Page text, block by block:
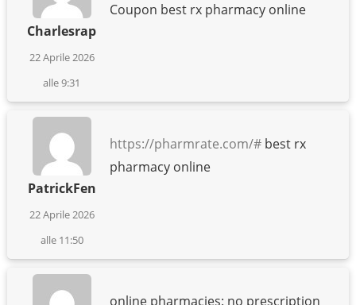
Charlesrap
22 Aprile 2026
alle 9:31
Coupon best rx pharmacy online
PatrickFen
22 Aprile 2026
alle 11:50
https://pharmrate.com/#best rx
pharmacy online
online pharmacies: no prescription